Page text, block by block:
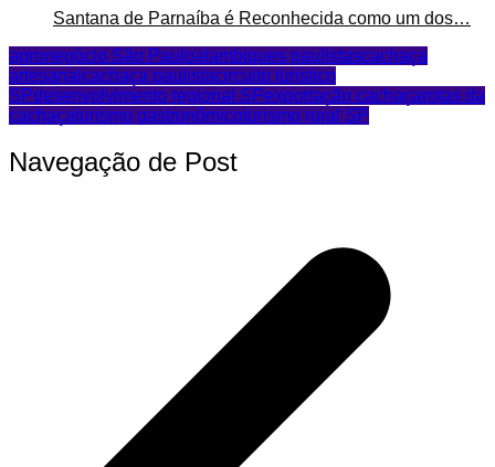
Santana de Parnaíba é Reconhecida como um dos…
agronegócio São Pauloalambiques paulistascachaça
artesanal cachaça paulistacircuito turístico
SPdesenvolvimento regional SPexportação cachaçarotas da
cachaçaturismo gastronômicoturismo rural SP
Navegação de Post